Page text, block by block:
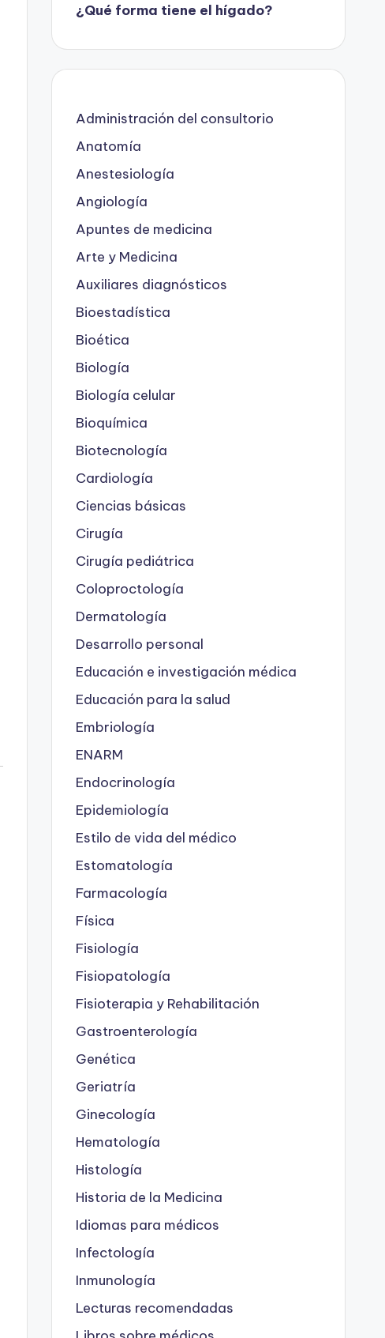
¿Qué forma tiene el hígado?
Administración del consultorio
Anatomía
Anestesiología
Angiología
Apuntes de medicina
Arte y Medicina
Auxiliares diagnósticos
Bioestadística
Bioética
Biología
Biología celular
Bioquímica
Biotecnología
Cardiología
Ciencias básicas
Cirugía
Cirugía pediátrica
Coloproctología
Dermatología
Desarrollo personal
Educación e investigación médica
Educación para la salud
Embriología
ENARM
Endocrinología
Epidemiología
Estilo de vida del médico
Estomatología
Farmacología
Física
Fisiología
Fisiopatología
Fisioterapia y Rehabilitación
Gastroenterología
Genética
Geriatría
Ginecología
Hematología
Histología
Historia de la Medicina
Idiomas para médicos
Infectología
Inmunología
Lecturas recomendadas